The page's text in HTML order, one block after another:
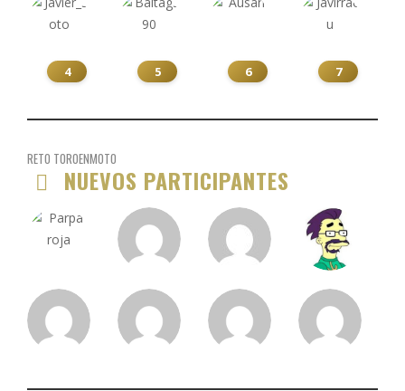
4 5 6 7
RETO TOROENMOTO
NUEVOS PARTICIPANTES